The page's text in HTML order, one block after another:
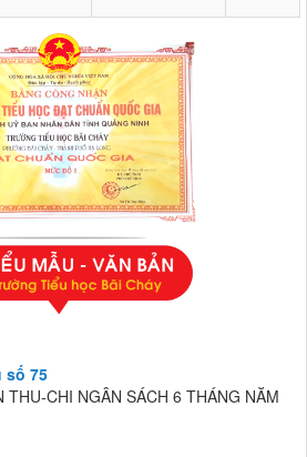
số 75
THU-CHI NGÂN SÁCH 6 THÁNG NĂM